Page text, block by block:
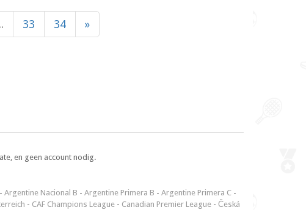
33 34 »
en geen account nodig.
- Argentine Nacional B - Argentine Primera B - Argentine Primera C -
- CAF Champions League - Canadian Premier League - Česká